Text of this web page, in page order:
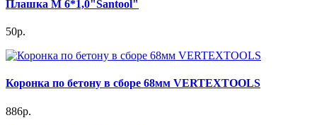
Плашка М 6*1,0"Santool"
50р.
Коронка по бетону в сборе 68мм VERTEXTOOLS
886р.